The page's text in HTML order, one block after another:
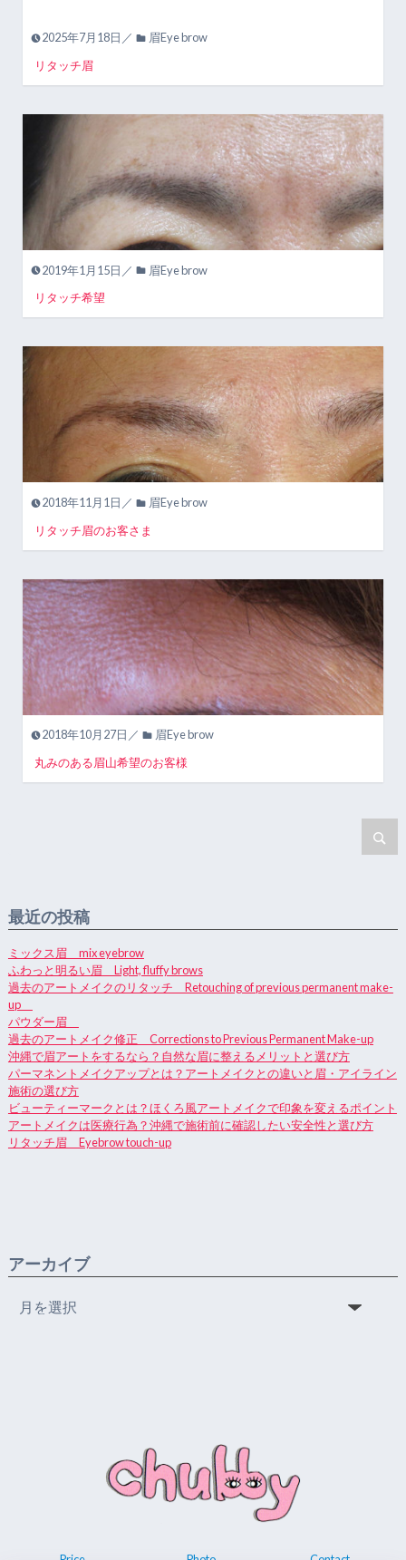
2025年7月18日／
眉Eye brow
リタッチ眉
2019年1月15日／
眉Eye brow
リタッチ希望
2018年11月1日／
眉Eye brow
リタッチ眉のお客さま
2018年10月27日／
眉Eye brow
丸みのある眉山希望のお客様
最近の投稿
ミックス眉 mix eyebrow
ふわっと明るい眉 Light, fluffy brows
過去のアートメイクのリタッチ Retouching of previous permanent make-
up
パウダー眉
過去のアートメイク修正 Corrections to Previous Permanent Make-up
沖縄で眉アートをするなら？自然な眉に整えるメリットと選び方
パーマネントメイクアップとは？アートメイクとの違いと眉・アイライン
施術の選び方
ビューティーマークとは？ほくろ風アートメイクで印象を変えるポイント
アートメイクは医療行為？沖縄で施術前に確認したい安全性と選び方
リタッチ眉 Eyebrow touch-up
アーカイブ